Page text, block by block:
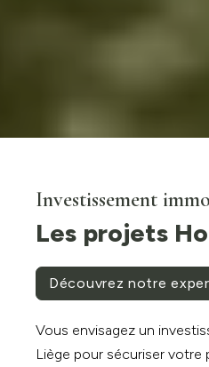
Investissement
Les projets
Découvrez notre
Vous envisagez un
Liège pour sécuriser votre